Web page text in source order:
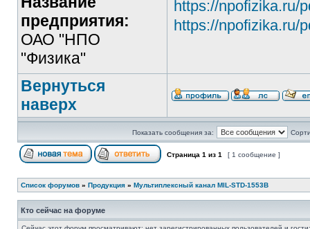
предприятия:
ОАО "НПО
"Физика"
https://npofizika.ru/
https://npofizika.ru/
Вернуться
наверх
Показать сообщения за:
Страница 1 из 1 [ 1 сообщение ]
Список форумов » Продукция » Мультиплексный канал MIL-STD-1553B
Кто сейчас на форуме